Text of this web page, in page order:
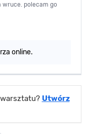
wruce. polecam go
online.
Utwórz